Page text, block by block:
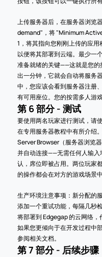
上传服务器后，在服务器浏览
demand"，将 "Minimum
1，将其指向您刚刚上传的应
以便将其部署到云端。最少一
准备就绪的关键——这就是您的
出一分钟，它就会自动将服务
中，您应该会看到服务器注册
有可用座位。您的按需多人游
第 6 部分 - 测试
要使用两名玩家进行测试，请
在专用服务器教程中有所介绍
Server Browser（服务器浏览
并自动连接——无需任何人输入
认，席位即被占用。两位玩家
的操作都会在对方的游戏场景中
生产环境注意事项：新分配的
添加一个重试功能，每隔几秒
将部署到 Edgegap 的云网络
如果您更倾向于在开发过程中
参阅相关文档。
第 7 部分 - 后续步骤